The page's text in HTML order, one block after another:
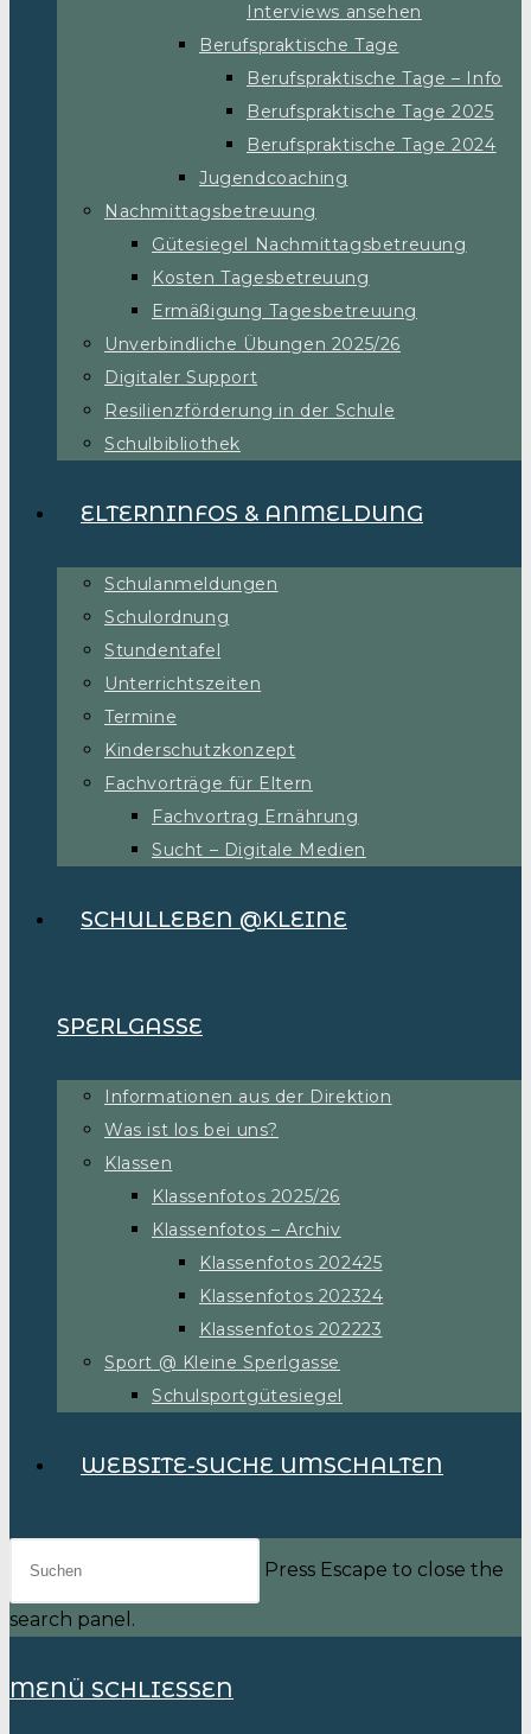
Interviews ansehen
Berufspraktische Tage
Berufspraktische Tage – Info
Berufspraktische Tage 2025
Berufspraktische Tage 2024
Jugendcoaching
Nachmittagsbetreuung
Gütesiegel Nachmittagsbetreuung
Kosten Tagesbetreuung
Ermäßigung Tagesbetreuung
Unverbindliche Übungen 2025/26
Digitaler Support
Resilienzförderung in der Schule
Schulbibliothek
ELTERNINFOS & ANMELDUNG
Schulanmeldungen
Schulordnung
Stundentafel
Unterrichtszeiten
Termine
Kinderschutzkonzept
Fachvorträge für Eltern
Fachvortrag Ernährung
Sucht – Digitale Medien
SCHULLEBEN @KLEINE
SPERLGASSE
Informationen aus der Direktion
Was ist los bei uns?
Klassen
Klassenfotos 2025/26
Klassenfotos – Archiv
Klassenfotos 202425
Klassenfotos 202324
Klassenfotos 202223
Sport @ Kleine Sperlgasse
Schulsportgütesiegel
WEBSITE-SUCHE UMSCHALTEN
Press Escape to close the
search panel.
MENÜ SCHLIESSEN